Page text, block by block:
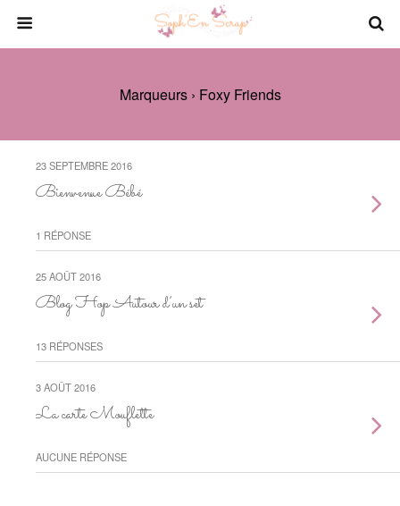
Marqueurs › Foxy Friends
23 SEPTEMBRE 2016
Bienvenue Bébé
1 RÉPONSE
25 AOÛT 2016
Blog Hop Autour d’un set
13 RÉPONSES
3 AOÛT 2016
La carte Mouflette
AUCUNE RÉPONSE